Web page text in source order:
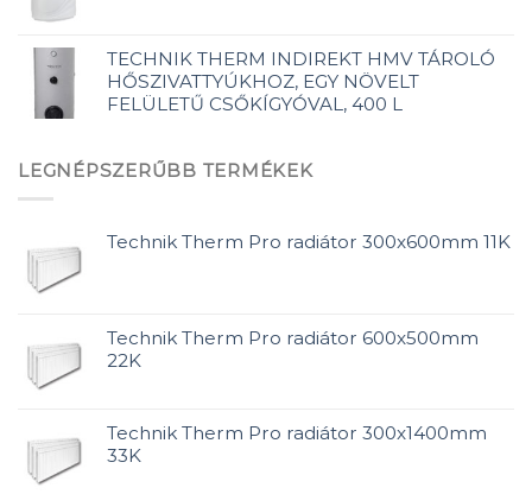
TECHNIK THERM INDIREKT HMV TÁROLÓ
HŐSZIVATTYÚKHOZ, EGY NÖVELT
FELÜLETŰ CSŐKÍGYÓVAL, 400 L
LEGNÉPSZERŰBB TERMÉKEK
Technik Therm Pro radiátor 300x600mm 11K
Technik Therm Pro radiátor 600x500mm
22K
Technik Therm Pro radiátor 300x1400mm
33K